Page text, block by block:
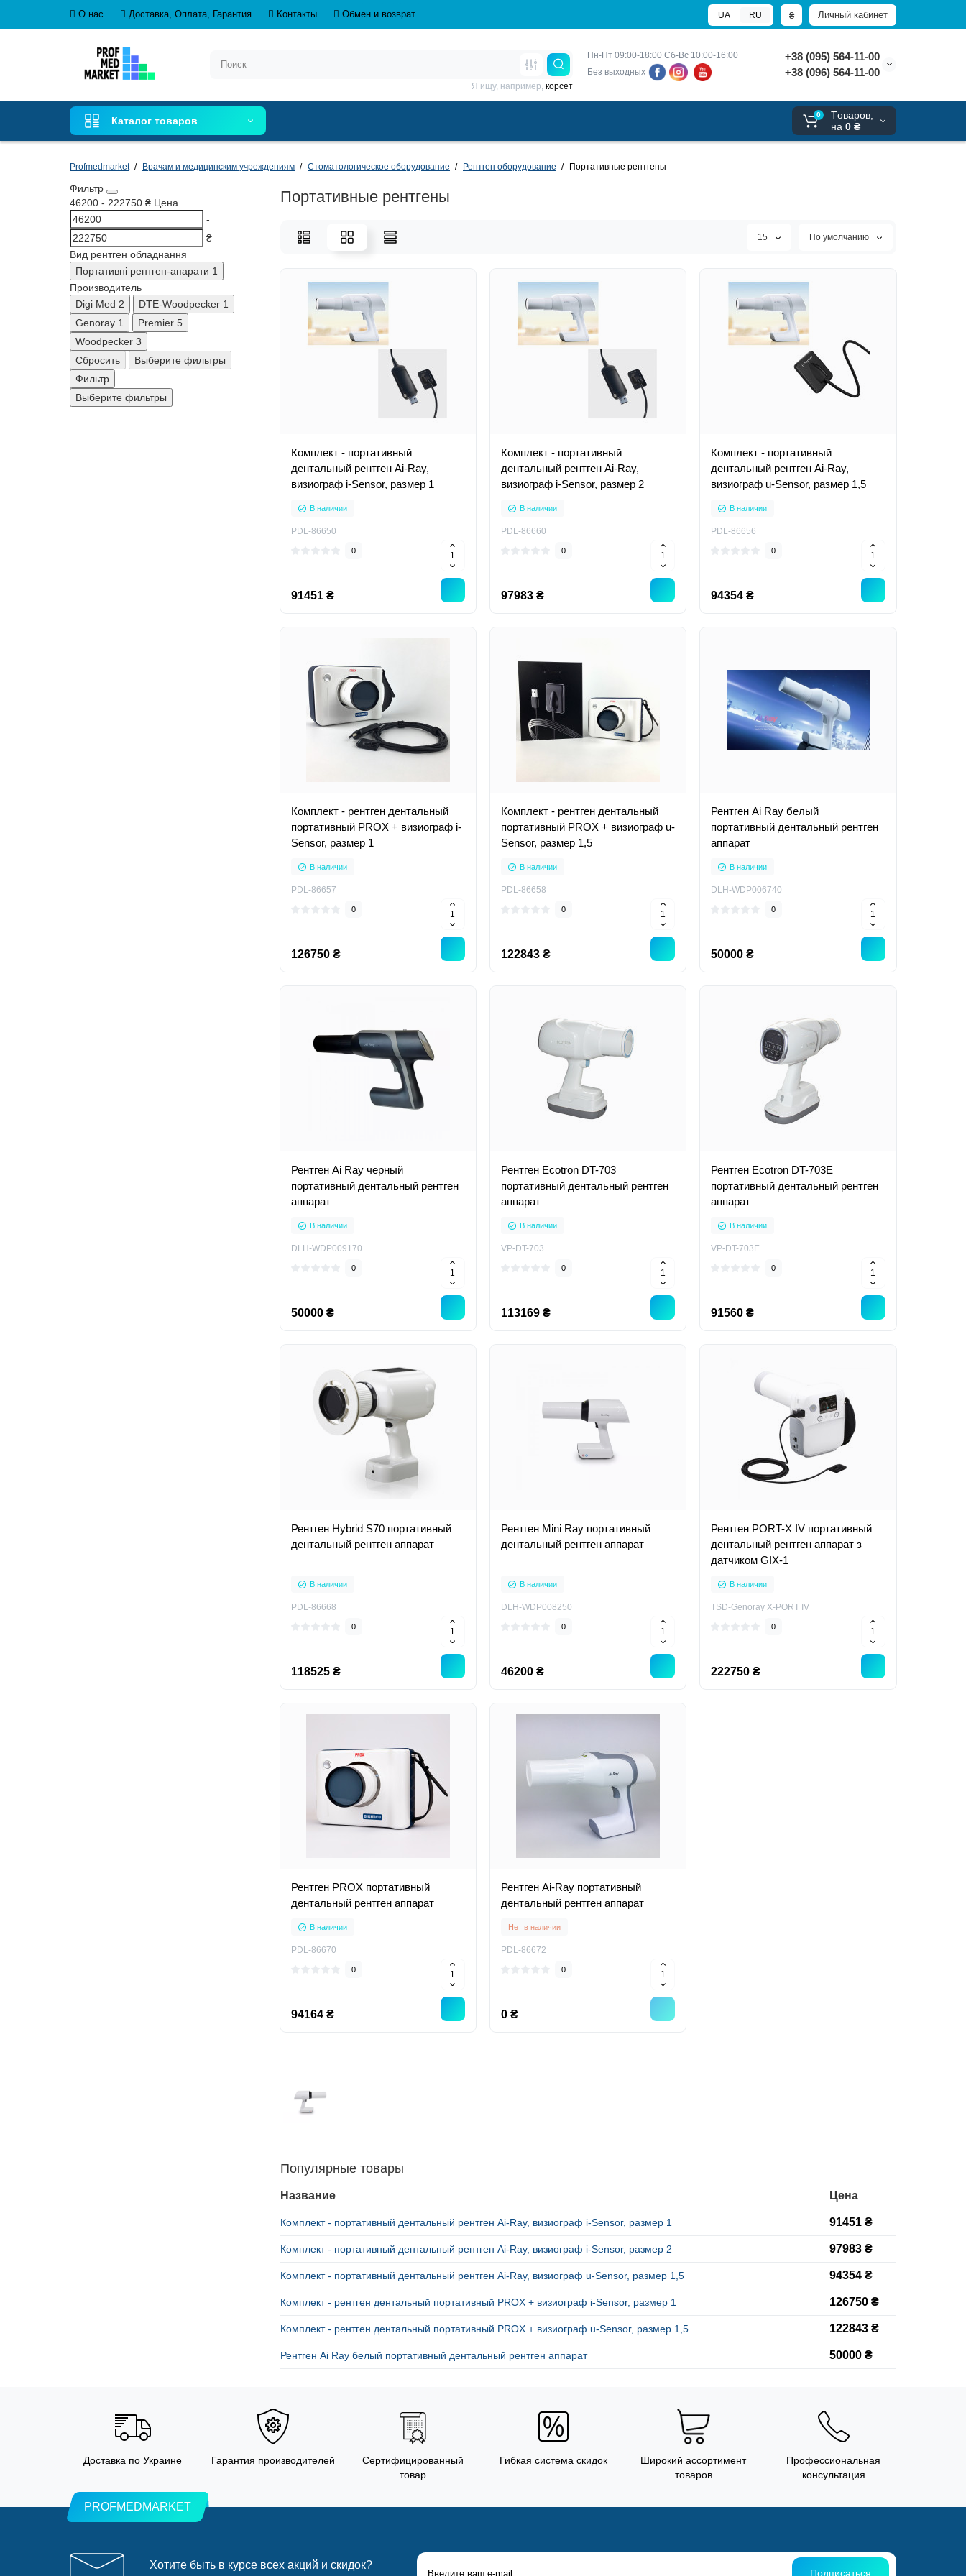
О нас Доставка, Оплата, Гарантия Контакты Обмен и возврат Личный кабинет
₴
UA RU
Пн-Пт 09:00-18:00 Сб-Вс 10:00-16:00
Без выходных
+38 (095) 564-11-00
+38 (096) 564-11-00
Я ищу, например, корсет
Каталог товаров
0
Tоваров,
на 0 ₴
Profmedmarket Врачам и медицинским учреждениям Стоматологическое оборудование Рентген оборудование Портативные рентгены
Фильтр
46200 - 222750 ₴ Цена
-
₴
Вид рентген обладнання
Портативні рентген-апарати 1
Производитель
Digi Med 2 DTE-Woodpecker 1
Genoray 1 Premier 5
Woodpecker 3
Сбросить
Выберите фильтры
Фильтр
Выберите фильтры
Портативные рентгены
15 По умолчанию
Комплект - портативный
дентальный рентген Ai-Ray,
визиограф i-Sensor, размер 1
В наличии
PDL-86650
0
91451 ₴
Комплект - портативный
дентальный рентген Ai-Ray,
визиограф i-Sensor, размер 2
В наличии
PDL-86660
0
97983 ₴
Комплект - портативный
дентальный рентген Ai-Ray,
визиограф u-Sensor, размер 1,5
В наличии
PDL-86656
0
94354 ₴
Комплект - рентген дентальный
портативный PROX + визиограф i-
Sensor, размер 1
В наличии
PDL-86657
0
126750 ₴
Комплект - рентген дентальный
портативный PROX + визиограф u-
Sensor, размер 1,5
В наличии
PDL-86658
0
122843 ₴
Рентген Ai Ray белый
портативный дентальный рентген
аппарат
В наличии
DLH-WDP006740
0
50000 ₴
Рентген Ai Ray черный
портативный дентальный рентген
аппарат
В наличии
DLH-WDP009170
0
50000 ₴
Рентген Ecotron DT-703
портативный дентальный рентген
аппарат
В наличии
VP-DT-703
0
113169 ₴
Рентген Ecotron DT-703E
портативный дентальный рентген
аппарат
В наличии
VP-DT-703E
0
91560 ₴
Рентген Hybrid S70 портативный
дентальный рентген аппарат
В наличии
PDL-86668
0
118525 ₴
Рентген Mini Ray портативный
дентальный рентген аппарат
В наличии
DLH-WDP008250
0
46200 ₴
Рентген PORT-X IV портативный
дентальный рентген аппарат з
датчиком GIX-1
В наличии
TSD-Genoray X-PORT IV
0
222750 ₴
Рентген PROX портативный
дентальный рентген аппарат
В наличии
PDL-86670
0
94164 ₴
Рентген Ai-Ray портативный
дентальный рентген аппарат
Нет в наличии
PDL-86672
0
0 ₴
Популярные товары
Название Цена
Комплект - портативный дентальный рентген Ai-Ray, визиограф i-Sensor, размер 1 91451 ₴
Комплект - портативный дентальный рентген Ai-Ray, визиограф i-Sensor, размер 2 97983 ₴
Комплект - портативный дентальный рентген Ai-Ray, визиограф u-Sensor, размер 1,5 94354 ₴
Комплект - рентген дентальный портативный PROX + визиограф i-Sensor, размер 1 126750 ₴
Комплект - рентген дентальный портативный PROX + визиограф u-Sensor, размер 1,5 122843 ₴
Рентген Ai Ray белый портативный дентальный рентген аппарат 50000 ₴
Доставка по Украине Гарантия производителей
Сертифицированный
товар
Гибкая система скидок
Широкий ассортимент
товаров
Профессиональная
консультация
PROFMEDMARKET
Хотите быть в курсе всех акций и скидок?
Подписаться